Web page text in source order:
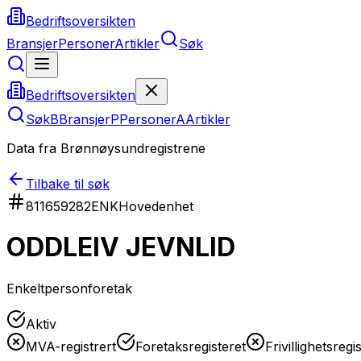
Bedriftsoversikten
BransjerPersonerArtikler Søk
Bedriftsoversikten
SøkBBransjerPPersonerAArtikler
Data fra Brønnøysundregistrene
Tilbake til søk
811659282ENKHovedenhet
ODDLEIV JEVNLID
Enkeltpersonforetak
Aktiv
MVA-registrert
Foretaksregisteret